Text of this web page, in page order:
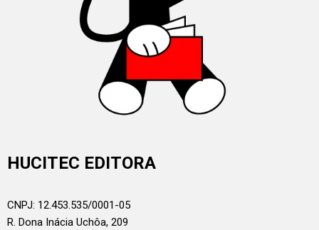
HUCITEC EDITORA
CNPJ: 12.453.535/0001-05
R. Dona Inácia Uchôa, 209